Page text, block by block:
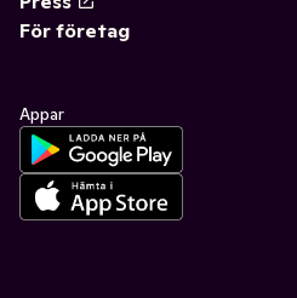
För företag
Appar